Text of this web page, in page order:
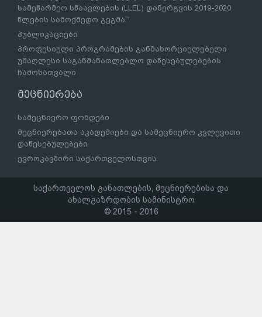
სამეწარმეო სწაავლების (LLEL) დანერგვის 2019-2020
წლების სამოქმედო გეგმა“’
პუბლიკაციები
პროფესიული პროგრამების განმახორციელებელი
უმაღლესი საგანმანათლებლო დაწესებულებების
ჩამონათვალი
მეცნიერება
სამეცნიერო ფონდები
მეცნიერებათა აკადემიები და სამეცნიერო კვლევითი
დაწესებულებები
ევროკავშირი საქართველოსთვის
საქართველოს განათლების, მეცნიერებისა და
ახალგაზრდობის სამინისტრო
© 2015 - 2016